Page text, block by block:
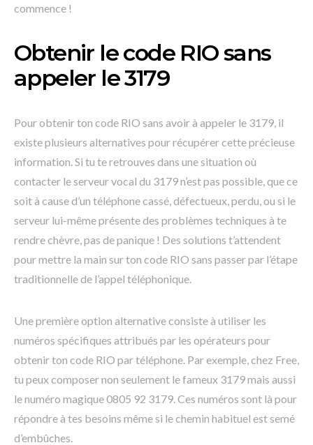
commence !
Obtenir le code RIO sans
appeler le 3179
Pour obtenir ton code RIO sans avoir à appeler le 3179, il
existe plusieurs alternatives pour récupérer cette précieuse
information. Si tu te retrouves dans une situation où
contacter le serveur vocal du 3179 n’est pas possible, que ce
soit à cause d’un téléphone cassé, défectueux, perdu, ou si le
serveur lui-même présente des problèmes techniques à te
rendre chèvre, pas de panique ! Des solutions t’attendent
pour mettre la main sur ton code RIO sans passer par l’étape
traditionnelle de l’appel téléphonique.
Une première option alternative consiste à utiliser les
numéros spécifiques attribués par les opérateurs pour
obtenir ton code RIO par téléphone. Par exemple, chez Free,
tu peux composer non seulement le fameux 3179 mais aussi
le numéro magique 0805 92 3179. Ces numéros sont là pour
répondre à tes besoins même si le chemin habituel est semé
d’embûches.